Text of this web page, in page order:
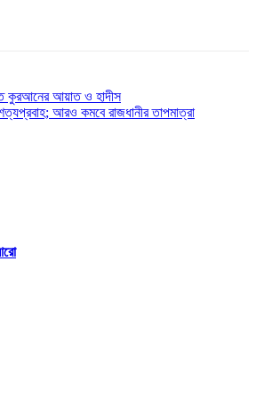
কুরআনের আয়াত ও হাদীস
আরও কমবে রাজধানীর তাপমাত্রা